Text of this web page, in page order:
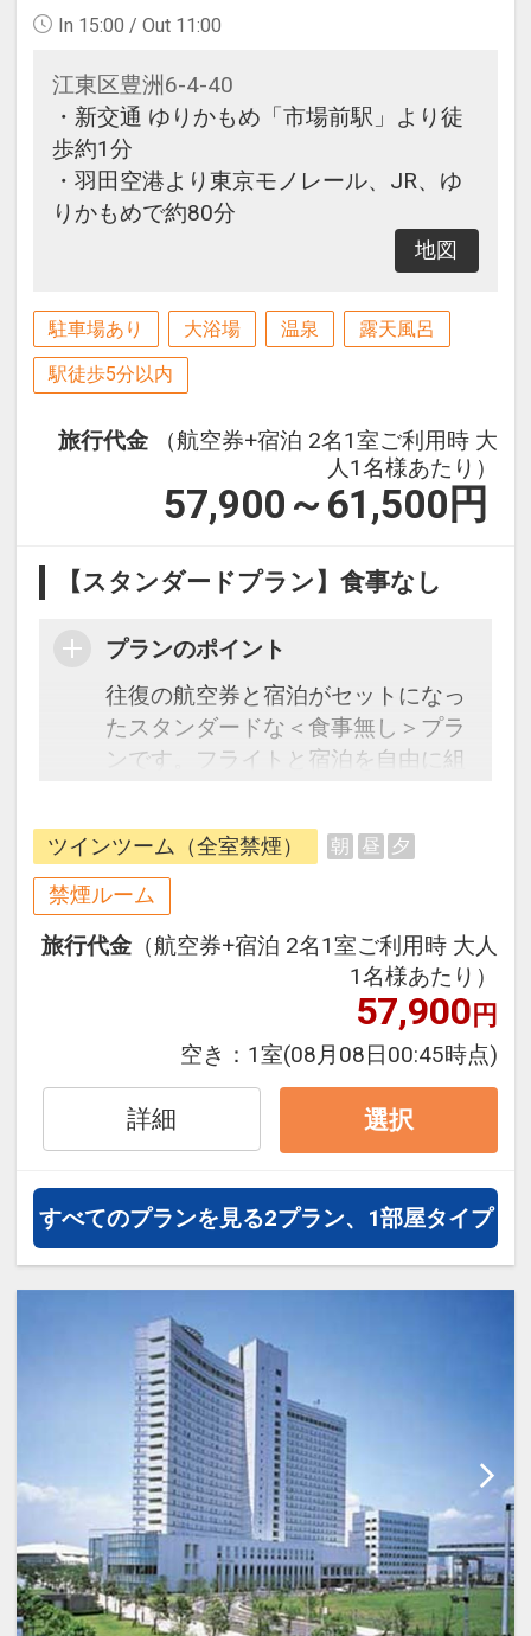
In 15:00 / Out 11:00
江東区豊洲6-4-40
・新交通 ゆりかもめ「市場前駅」より徒
歩約1分
・羽田空港より東京モノレール、JR、ゆ
りかもめで約80分
地図
駐車場あり 大浴場 温泉 露天風呂
駅徒歩5分以内
旅行代金
（航空券+宿泊 2名1室ご利用時 大
人1名様あたり）
57,900～61,500 円
【スタンダードプラン】食事なし
プランのポイント
往復の航空券と宿泊がセットになっ
たスタンダードな＜食事無し＞プラ
ンです。フライトと宿泊を自由に組
ージだから、一都市滞在はもちろん
周遊旅行にも最適！
旅行期間中の1泊だけの宿泊や延
泊・飛び泊なども自由自在です。
フライトは、安心のJAL（または
JALグループ）確約！フライトマイ
オプションでレンタカーや現地交
約）が可能なプランもございます。
ツインツーム（全室禁煙） 朝 昼 夕
禁煙ルーム
旅行代金 （航空券+宿泊 2名1室ご利用時 大人
1名様あたり）
57,900円
空き： 1室(08月08日00:45時点)
詳細 選択
すべてのプランを見る2プラン、1部屋タイプ